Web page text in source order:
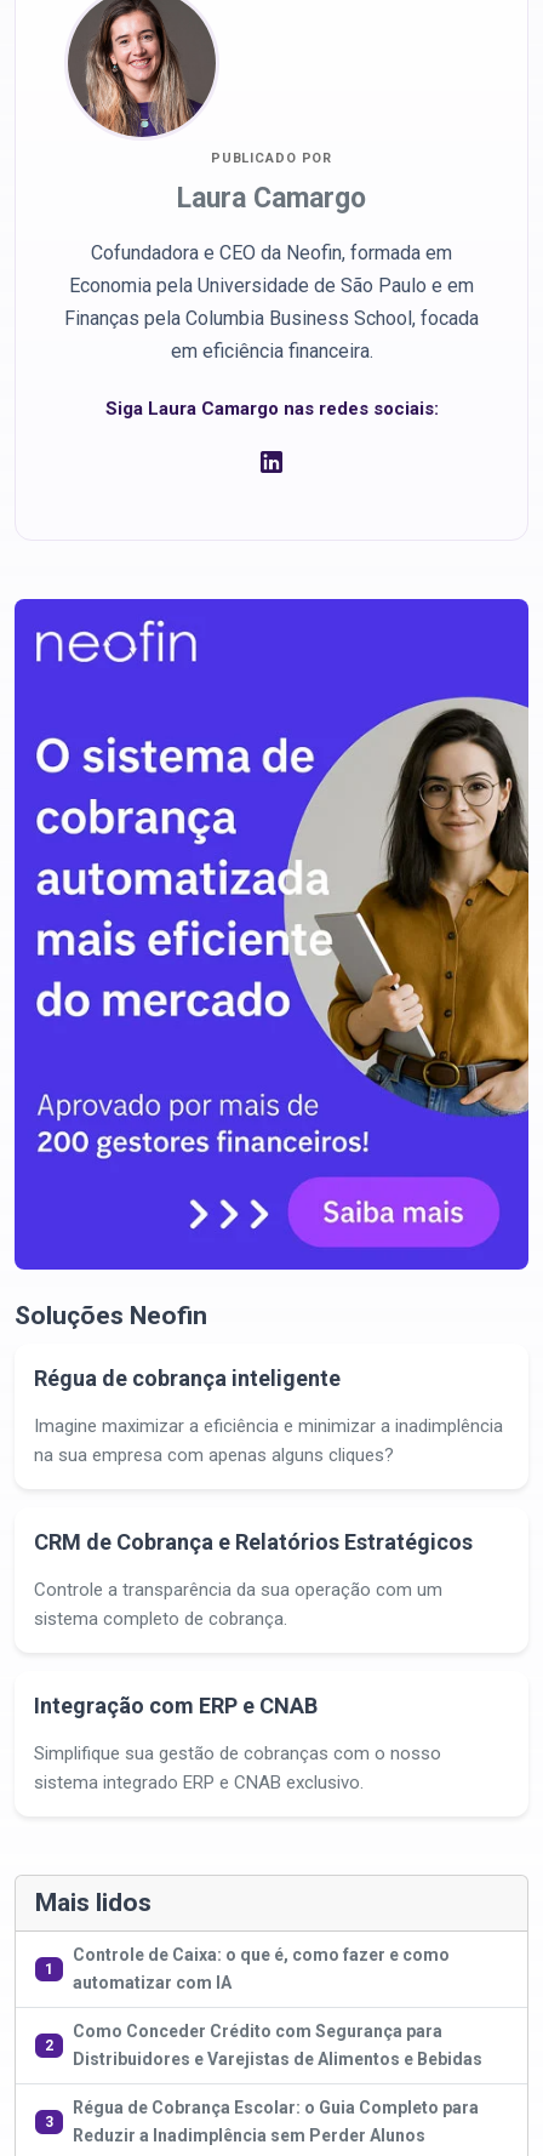
PUBLICADO POR
Laura Camargo
Cofundadora e CEO da Neofin, formada em
Economia pela Universidade de São Paulo e em
Finanças pela Columbia Business School, focada
em eficiência financeira.
Siga Laura Camargo nas redes sociais:
Soluções Neofin
Régua de cobrança inteligente
Imagine maximizar a eficiência e minimizar a inadimplência
na sua empresa com apenas alguns cliques?
CRM de Cobrança e Relatórios Estratégicos
Controle a transparência da sua operação com um
sistema completo de cobrança.
Integração com ERP e CNAB
Simplifique sua gestão de cobranças com o nosso
sistema integrado ERP e CNAB exclusivo.
Mais lidos
1
Controle de Caixa: o que é, como fazer e como
automatizar com IA
2
Como Conceder Crédito com Segurança para
Distribuidores e Varejistas de Alimentos e Bebidas
3
Régua de Cobrança Escolar: o Guia Completo para
Reduzir a Inadimplência sem Perder Alunos